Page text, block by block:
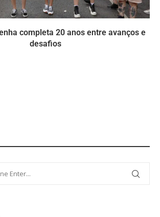
completa 20 anos entre avanços e
desafios